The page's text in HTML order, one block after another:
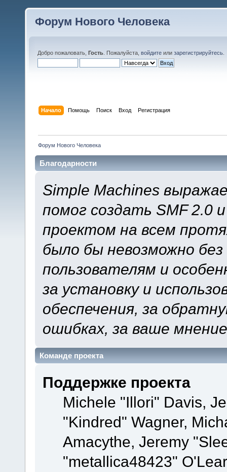
Форум Нового Человека
Добро пожаловать, Гость . Пожалуйста, войдите или зарегистрируйтесь
Начало Помощь Поиск Вход Регистрация
Форум Нового Человека
Благодарности
Simple Machines
помог создать SMF 2.0
проектом на всем
было бы невозможно
пользователям и
за установку и
обеспечения, за
ошибках, за ваше
Команде проекта
Поддержке проекта
Michele "Illori" Davis,
"Kindred" Wagner,
Amacythe, Jeremy
"metallica48423"